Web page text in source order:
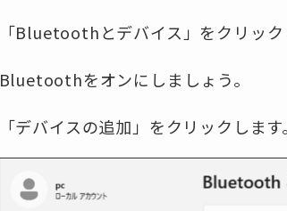
「Bluetoothとデバイス」をクリック
Bluetoothをオンにしましょう。
「デバイスの追加」をクリックします。